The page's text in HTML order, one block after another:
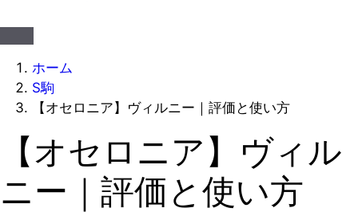
ホーム
S駒
【オセロニア】ヴィルニー｜評価と使い方
【オセロニア】ヴィル
ニー｜評価と使い方